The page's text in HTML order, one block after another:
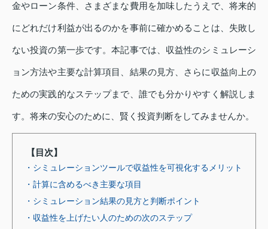
金やローン条件、さまざまな費用を加味したうえで、将来的
にどれだけ利益が出るのかを事前に確かめることは、失敗し
ない投資の第一歩です。本記事では、収益性のシミュレーシ
ョン方法や主要な計算項目、結果の見方、さらに収益向上の
ための実践的なステップまで、誰でも分かりやすく解説しま
す。将来の安心のために、賢く投資判断をしてみませんか。
【目次】
・シミュレーションツールで収益性を可視化するメリット
・計算に含めるべき主要な項目
・シミュレーション結果の見方と判断ポイント
・収益性を上げたい人のための次のステップ